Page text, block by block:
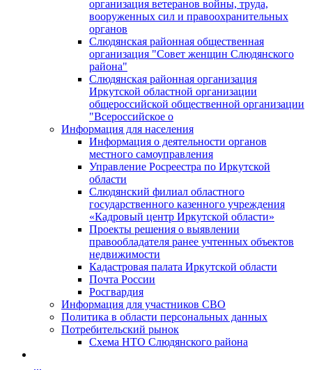
организация ветеранов войны, труда,
вооруженных сил и правоохранительных
органов
Слюдянская районная общественная
организация "Совет женщин Слюдянского
района"
Слюдянская районная организация
Иркутской областной организации
общероссийской общественной организации
"Всероссийское о
Информация для населения
Информация о деятельности органов
местного самоуправления
Управление Росреестра по Иркутской
области
Слюдянский филиал областного
государственного казенного учреждения
«Кадровый центр Иркутской области»
Проекты решения о выявлении
правообладателя ранее учтенных объектов
недвижимости
Кадастровая палата Иркутской области
Почта России
Росгвардия
Информация для участников СВО
Политика в области персональных данных
Потребительский рынок
Схема НТО Слюдянского района
...